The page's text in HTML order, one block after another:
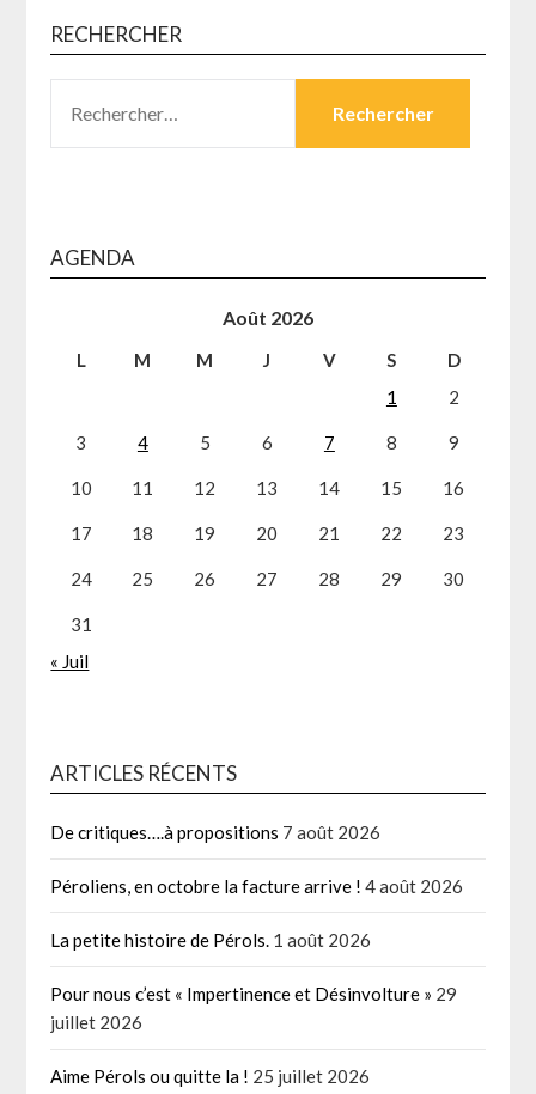
RECHERCHER
AGENDA
Août 2026
L M M J V S
D
1
2
3 4 5 6 7 8 9
10 11 12 13 14 15 16
17 18 19 20 21 22 23
24 25 26 27 28 29 30
31
« Juil
ARTICLES RÉCENTS
De critiques….à propositions 7 août 2026
Péroliens, en octobre la facture arrive ! 4 août 2026
La petite histoire de Pérols. 1 août 2026
Pour nous c’est « Impertinence et Désinvolture » 29
juillet 2026
Aime Pérols ou quitte la ! 25 juillet 2026